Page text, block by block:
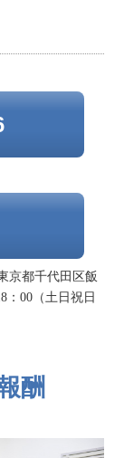
都千代田区飯
00（土日祝日
酬